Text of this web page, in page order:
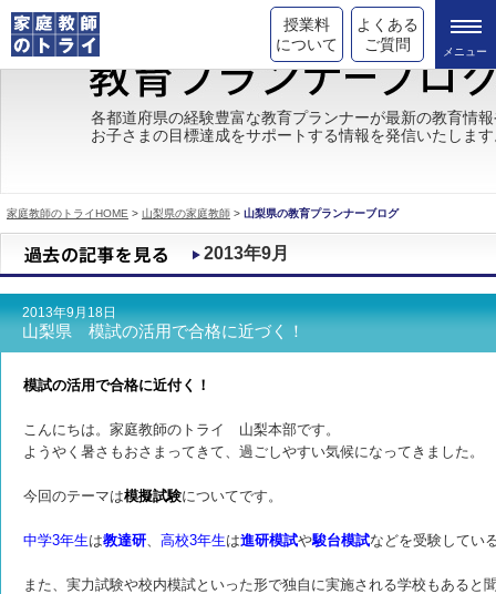
授業料
について
よくある
ご質問
トライの教育理念
成績が上がる理由
都道府県別情報
合格体験談
キャンペーン情報
各都道府県の経験豊富な教育プランナーが最新の教育情
お子さまの目標達成をサポートする情報を発信いたしま
家庭教師のトライHOME > 山梨県の家庭教師 > 山梨県の教育プランナーブログ
2013年9月
2013年9月18日
山梨県 模試の活用で合格に近づく！
模試の活用で合格に近付く！
こんにちは。家庭教師のトライ 山梨本部です。
ようやく暑さもおさまってきて、過ごしやすい気候になってきました。
今回のテーマは模擬試験についてです。
中学3年生は教達研、 高校3年生は進研模試や駿台模試などを受験してい
また、実力試験や校内模試といった形で独自に実施される学校もあると